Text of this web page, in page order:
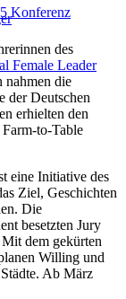
Konferenz
des
Female Leader
nahmen die
der Deutschen
erhielten den
to-Table
eine Initiative des
Ziel, Geschichten
Die
besetzten Jury
dem gekürten
Willing und
Ab März